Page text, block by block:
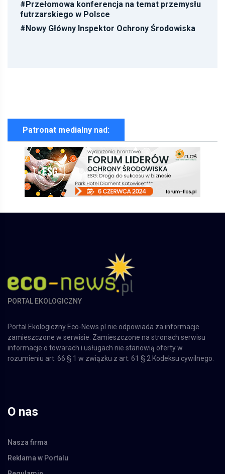
#Przełomowa konferencja na temat przemysłu
futrzarskiego w Polsce
#Nowy Główny Inspektor Ochrony Środowiska
Patronat medialny nad:
PORTAL EKOLOGICZNY
Portal Ekologiczny Eco-News.pl nie odpowiada za informacje
zamieszczone w serwisie. Zamieszczone na stronach serwisu
informacje o towarach i usługach nie stanowią oferty w
rozumieniu art. 66 § 1 w związku z art. 61 § 2 Kodeksu cywilnego.
O nas
Nasza firma
Reklama w Portalu